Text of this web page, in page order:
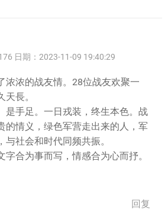
日期：2023-11-09 19:40:29
浓浓的战友情。28位战友欢聚一
長。
是手足。一日戎装，终生本色。战
的情义，绿色军营走出来的人，军
与社会和时代同频共振。
字合为事而写，情感合为心而抒。
回复